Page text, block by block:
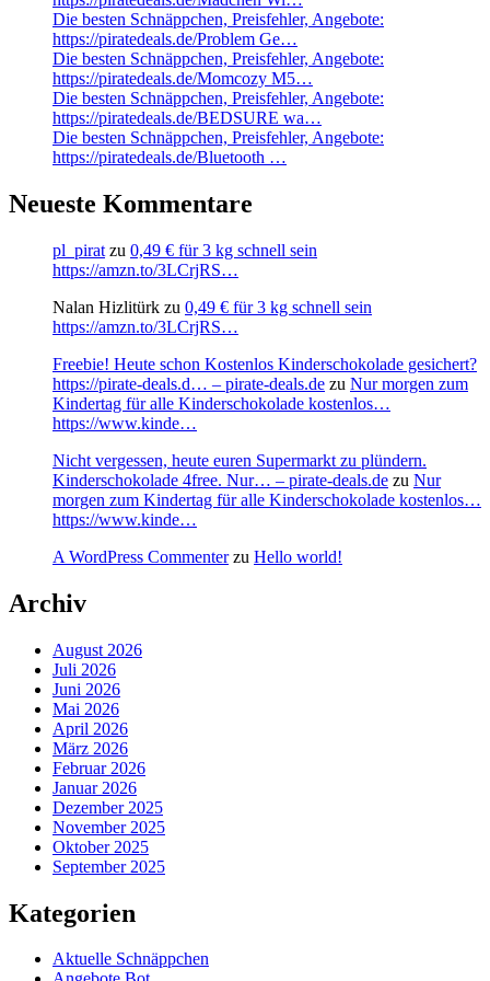
Die besten Schnäppchen, Preisfehler, Angebote:
https://piratedeals.de/Problem Ge…
Die besten Schnäppchen, Preisfehler, Angebote:
https://piratedeals.de/Momcozy M5…
Die besten Schnäppchen, Preisfehler, Angebote:
https://piratedeals.de/BEDSURE wa…
Die besten Schnäppchen, Preisfehler, Angebote:
https://piratedeals.de/Bluetooth …
Neueste Kommentare
pl_pirat zu 0,49 € für 3 kg schnell sein
https://amzn.to/3LCrjRS…
Nalan Hizlitürk zu 0,49 € für 3 kg schnell sein
https://amzn.to/3LCrjRS…
Freebie! Heute schon Kostenlos Kinderschokolade gesichert?
https://pirate-deals.d… – pirate-deals.de zu Nur morgen zum
Kindertag für alle Kinderschokolade kostenlos…
https://www.kinde…
Nicht vergessen, heute euren Supermarkt zu plündern.
Kinderschokolade 4free. Nur… – pirate-deals.de zu Nur
morgen zum Kindertag für alle Kinderschokolade kostenlos…
https://www.kinde…
A WordPress Commenterzu Hello world!
Archiv
August 2026
Juli 2026
Juni 2026
Mai 2026
April 2026
März 2026
Februar 2026
Januar 2026
Dezember 2025
November 2025
Oktober 2025
September 2025
Kategorien
Aktuelle Schnäppchen